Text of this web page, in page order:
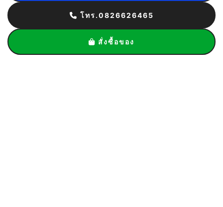
โทร.0826626465
สั่งซื้อของ